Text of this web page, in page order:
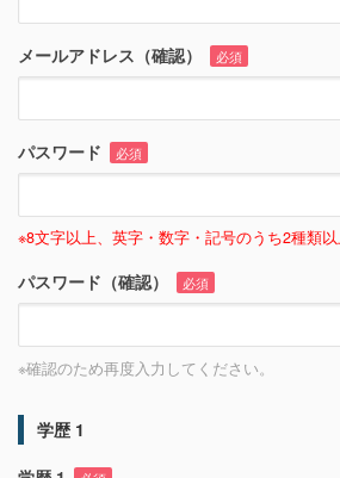
メールアドレス（確認） 必須
パスワード 必須
※8文字以上、英字・数字・記号のうち2種類以
パスワード（確認） 必須
※確認のため再度入力してください。
学歴 1